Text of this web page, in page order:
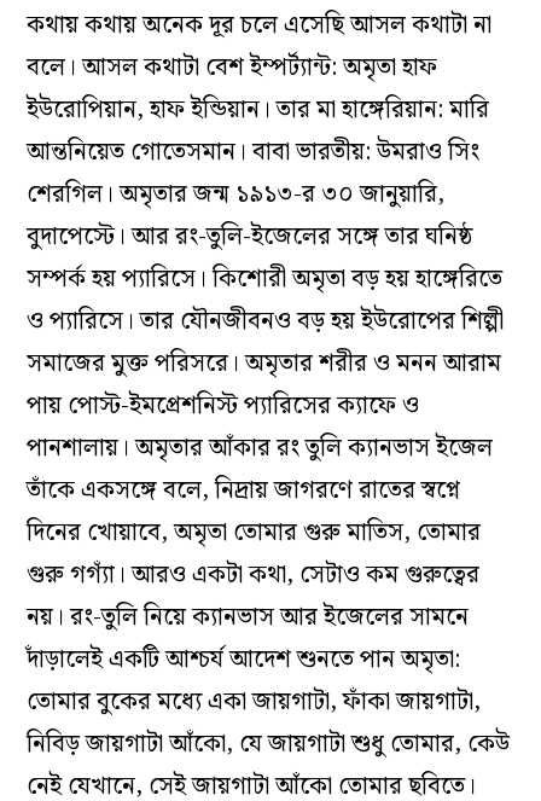
কথায় কথায় অনেক দূর চলে এসেছি আসল কথাটা না
বলে। আসল কথাটা বেশ ইম্পর্ট্যান্ট: অমৃতা হাফ
ইউরোপিয়ান, হাফ ইন্ডিয়ান। তার মা হাঙ্গেরিয়ান: মারি
আন্তনিয়েত গোতেসমান। বাবা ভারতীয়: উমরাও সিং
শেরগিল। অমৃতার জন্ম ১৯১৩-র ৩০ জানুয়ারি,
বুদাপেস্টে। আর রং-তুলি-ইজেলের সঙ্গে তার ঘনিষ্ঠ
সম্পর্ক হয় প্যারিসে। কিশোরী অমৃতা বড় হয় হাঙ্গেরিতে
ও প্যারিসে। তার যৌনজীবনও বড় হয় ইউরোপের শিল্পী
সমাজের মুক্ত পরিসরে। অমৃতার শরীর ও মনন আরাম
পায় পোস্ট-ইমপ্রেশনিস্ট প্যারিসের ক্যাফে ও
পানশালায়। অমৃতার আঁকার রং তুলি ক্যানভাস ইজেল
তাঁকে একসঙ্গে বলে, নিদ্রায় জাগরণে রাতের স্বপ্নে
দিনের খোয়াবে, অমৃতা তোমার গুরু মাতিস, তোমার
গুরু গগ্যাঁ। আরও একটা কথা, সেটাও কম গুরুত্বের
নয়। রং-তুলি নিয়ে ক্যানভাস আর ইজেলের সামনে
দাঁড়ালেই একটি আশ্চর্য আদেশ শুনতে পান অমৃতা:
তোমার বুকের মধ্যে একা জায়গাটা, ফাঁকা জায়গাটা,
নিবিড় জায়গাটা আঁকো, যে জায়গাটা শুধু তোমার, কেউ
নেই যেখানে, সেই জায়গাটা আঁকো তোমার ছবিতে।